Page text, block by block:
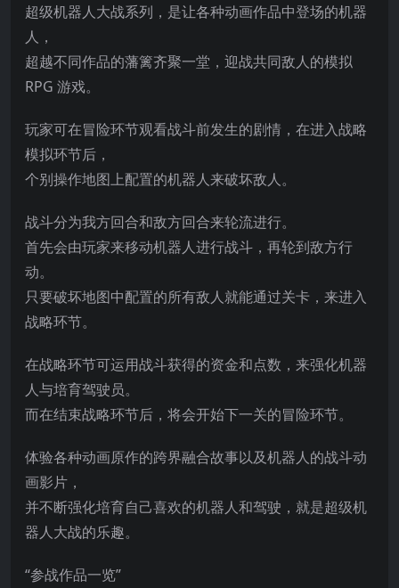
超级机器人大战系列，是让各种动画作品中登场的机器
人，
超越不同作品的藩篱齐聚一堂，迎战共同敌人的模拟
RPG 游戏。
玩家可在冒险环节观看战斗前发生的剧情，在进入战略
模拟环节后，
个别操作地图上配置的机器人来破坏敌人。
战斗分为我方回合和敌方回合来轮流进行。
首先会由玩家来移动机器人进行战斗，再轮到敌方行
动。
只要破坏地图中配置的所有敌人就能通过关卡，来进入
战略环节。
在战略环节可运用战斗获得的资金和点数，来强化机器
人与培育驾驶员。
而在结束战略环节后，将会开始下一关的冒险环节。
体验各种动画原作的跨界融合故事以及机器人的战斗动
画影片，
并不断强化培育自己喜欢的机器人和驾驶，就是超级机
器人大战的乐趣。
“参战作品一览”